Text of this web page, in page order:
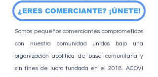
¿ERES COMERCIANTE? ¡ÚNETE!
Somos pequeños comerciantes comprometidos
con nuestra comunidad unidos bajo una
organización apolítica de base comunitaria y
sin fines de lucro fundada en el 2018. ACOVI